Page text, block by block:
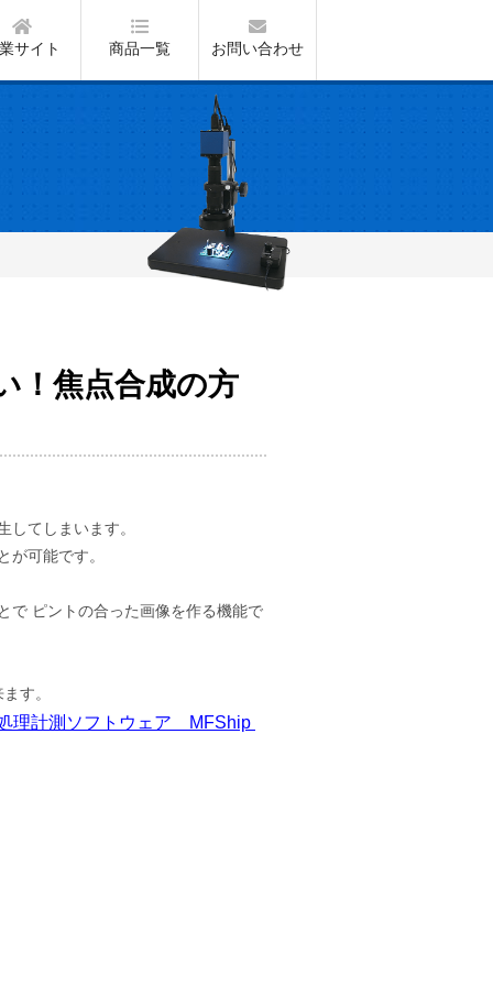
サイト 商品一覧 お問い合わせ
！焦点合成の方
てしまいます。
が可能です。
で ピントの合った画像を作る機能で
す。
理計測ソフトウェア MFShip